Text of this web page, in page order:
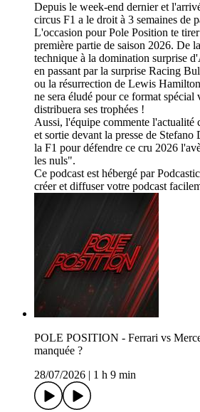
Depuis le week-end dernier et
circus F1 a le droit à 3 semaines de
L'occasion pour Pole Position te
première partie de saison 2026. De
technique à la domination surprise
en passant par la surprise Racing
ou la résurrection de Lewis
ne sera éludé pour ce format spécial
distribuera ses trophées !
Aussi, l'équipe commente l'actualité
et sortie devant la presse de
la F1 pour défendre ce cru 2026
les nuls".
Ce podcast est hébergé par
créer et diffuser votre podcast
POLE POSITION - Ferrari vs
manquée ?
28/07/2026
1 h 9 min